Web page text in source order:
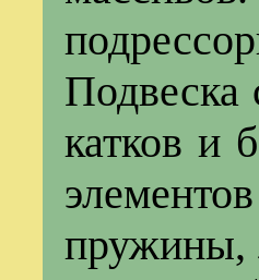
Подвеска
катков и
пружины,